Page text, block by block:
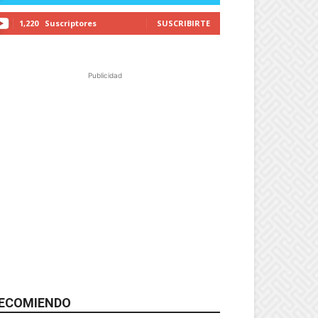
1,220 Suscriptores SUSCRIBIRTE
Publicidad